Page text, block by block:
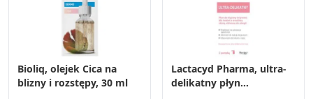
Bioliq, olejek Cica na
blizny i rozstępy, 30 ml
Lactacyd Pharma, ultra-
delikatny płyn